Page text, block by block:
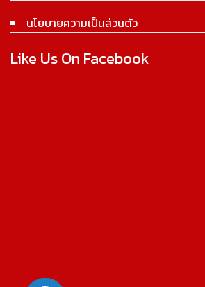
นโยบายความเป็นส่วนตัว
Like Us On Facebook